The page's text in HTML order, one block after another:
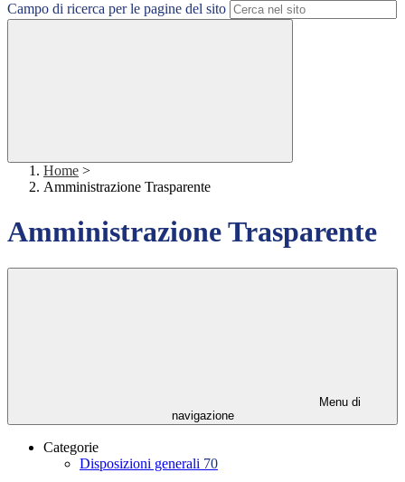
Campo di ricerca per le pagine del sito
Home >
Amministrazione Trasparente
Amministrazione Trasparente
Menu di
navigazione
Categorie
Disposizioni generali 70